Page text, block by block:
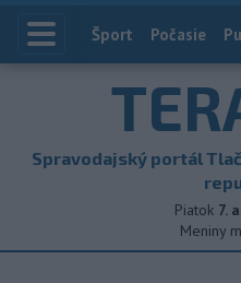
Index
Šport Počasie
Spravodajský portál
Piatok 7.
Meniny